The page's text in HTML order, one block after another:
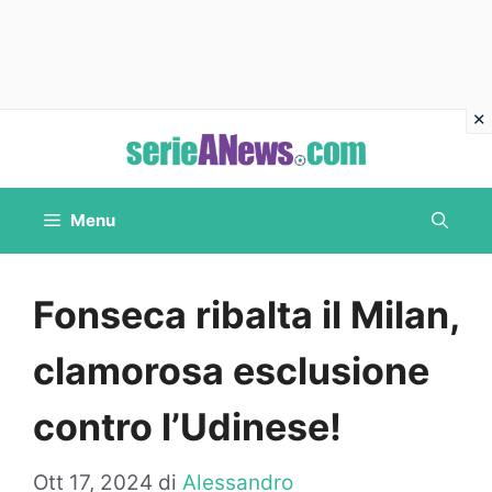
contenuto
Menu
Fonseca ribalta il Milan,
clamorosa esclusione
contro l’Udinese!
Ott 17, 2024 di Alessandro